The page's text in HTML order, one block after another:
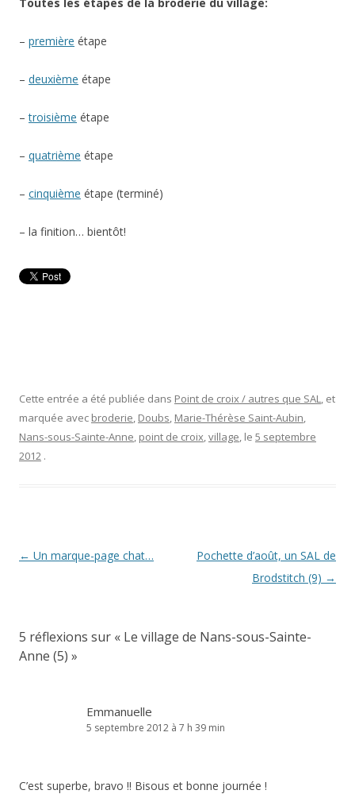
– première étape
– deuxième étape
–troisième étape
– quatrième étape
– cinquième étape (terminé)
– la finition… bientôt!
Cette entrée a été publiée dans Point de croix / autres que SAL, et
marquée avec broderie, Doubs, Marie-Thérèse Saint-Aubin,
Nans-sous-Sainte-Anne, point de croix,village, le 5 septembre
2012 .
Navigation
← Un marque-page chat…
Pochette d’août, un SAL de
Brodstitch (9) →
5 réflexions sur « Le village de Nans-sous-Sainte-
Anne (5) »
Emmanuelle
5 septembre 2012 à 7 h 39 min
C’est superbe, bravo !! Bisous et bonne journée !